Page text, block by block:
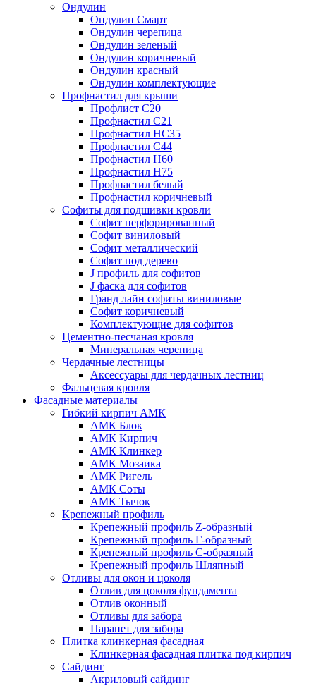
Ондулин
Ондулин Смарт
Ондулин черепица
Ондулин зеленый
Ондулин коричневый
Ондулин красный
Ондулин комплектующие
Профнастил для крыши
Профлист С20
Профнастил С21
Профнастил НС35
Профнастил С44
Профнастил Н60
Профнастил Н75
Профнастил белый
Профнастил коричневый
Софиты для подшивки кровли
Cофит перфорированный
Софит виниловый
Софит металлический
Софит под дерево
J профиль для софитов
J фаска для софитов
Гранд лайн софиты виниловые
Софит коричневый
Комплектующие для софитов
Цементно-песчаная кровля
Минеральная черепица
Чердачные лестницы
Аксессуары для чердачных лестниц
Фальцевая кровля
Фасадные материалы
Гибкий кирпич АМК
АМК Блок
АМК Кирпич
АМК Клинкер
АМК Мозаика
АМК Ригель
АМК Соты
АМК Тычок
Крепежный профиль
Крепежный профиль Z-образный
Крепежный профиль Г-образный
Крепежный профиль С-образный
Крепежный профиль Шляпный
Отливы для окон и цоколя
Отлив для цоколя фундамента
Отлив оконный
Отливы для забора
Парапет для забора
Плитка клинкерная фасадная
Клинкерная фасадная плитка под кирпич
Сайдинг
Акриловый сайдинг